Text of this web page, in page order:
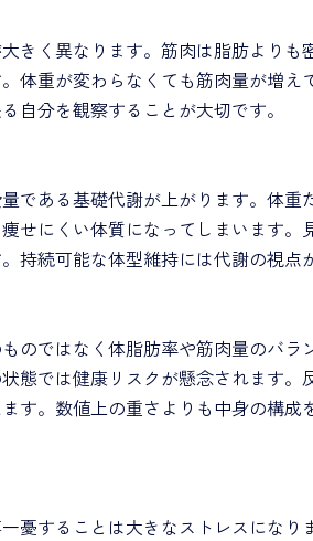
きく異なります。筋肉は脂肪よりも
体重が変わらなくても筋肉量が増え
自分を観察することが大切です。
である基礎代謝が上がります。体重
せにくい体質になってしまいます。
持続可能な体型維持には代謝の視点
のではなく体脂肪率や筋肉量のバラ
態では健康リスクが懸念されます。
す。数値上の重さよりも中身の構成
憂することは大きなストレスになり